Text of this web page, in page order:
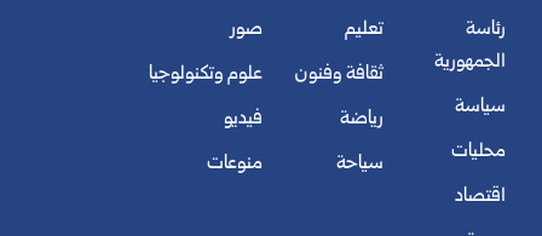
رئاسة
الجمهورية
سياسة
محليات
اقتصاد
تعليم
ثقافة وفنون
رياضة
سياحة
صور
علوم وتكنولوجيا
فيديو
منوعات